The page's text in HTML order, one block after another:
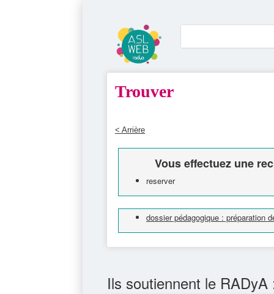
Trouver
< Arrière
Vous effectuez une
reserver
dossier pédagogique : préparation
Ils soutiennent le RADyA